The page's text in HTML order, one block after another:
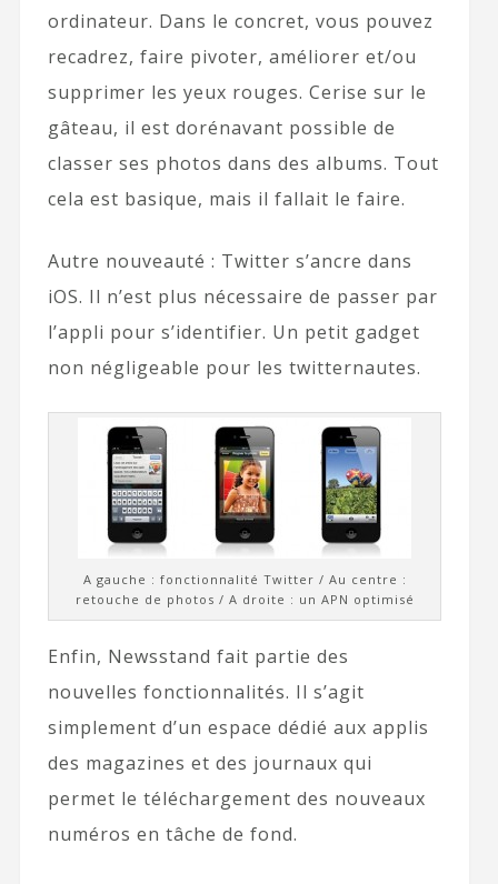
ordinateur. Dans le concret, vous pouvez
recadrez, faire pivoter, améliorer et/ou
supprimer les yeux rouges. Cerise sur le
gâteau, il est dorénavant possible de
classer ses photos dans des albums. Tout
cela est basique, mais il fallait le faire.
Autre nouveauté : Twitter s’ancre dans
iOS. Il n’est plus nécessaire de passer par
l’appli pour s’identifier. Un petit gadget
non négligeable pour les twitternautes.
A gauche : fonctionnalité Twitter / Au centre :
retouche de photos / A droite : un APN optimisé
Enfin, Newsstand fait partie des
nouvelles fonctionnalités. Il s’agit
simplement d’un espace dédié aux applis
des magazines et des journaux qui
permet le téléchargement des nouveaux
numéros en tâche de fond.